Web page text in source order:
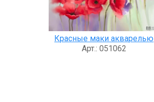
Красные маки акварелью
Арт.: 051062